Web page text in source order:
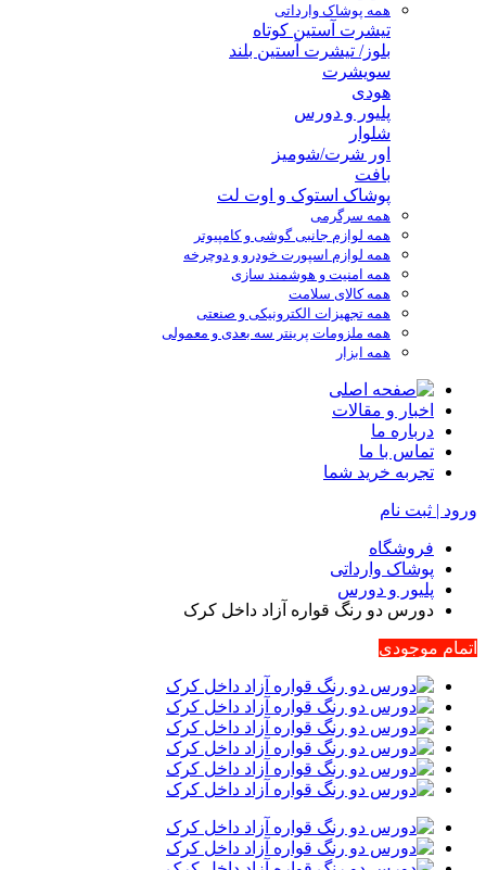
همه پوشاک وارداتی
تیشرت آستین کوتاه
بلوز/ تیشرت آستین بلند
سویشرت
هودی
پلیور و دورس
شلوار
اور شرت/شومیز
بافت
پوشاک استوک و اوت لت
همه سرگرمی
همه لوازم جانبی گوشی و کامپیوتر
همه لوازم اسپورت خودرو و دوچرخه
همه امنیت و هوشمند سازی
همه کالای سلامت
همه تجهیزات الکترونیکی و صنعتی
همه ملزومات پرینتر سه بعدی و معمولی
همه ابزار
اخبار و مقالات
درباره ما
تماس با ما
تجربه خرید شما
ورود | ثبت نام
فروشگاه
پوشاک وارداتی
پلیور و دورس
دورس دو رنگ قواره آزاد داخل کرک
اتمام موجودی